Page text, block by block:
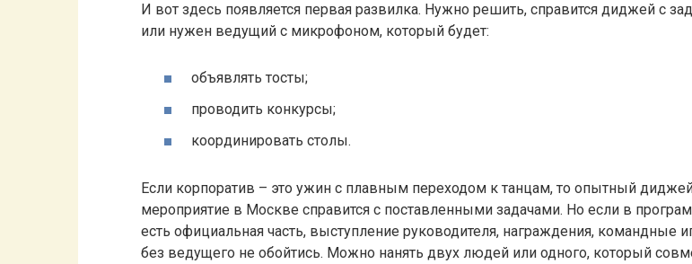
И вот здесь появляется первая развилка. Нужно решить, справится диджей с
или нужен ведущий с микрофоном, который будет:
объявлять тосты;
проводить конкурсы;
координировать столы.
Если корпоратив – это ужин с плавным переходом к танцам, то опытный
мероприятие в Москве справится с поставленными задачами. Но если в
есть официальная часть, выступление руководителя, награждения, командные
без ведущего не обойтись. Можно нанять двух людей или одного, который